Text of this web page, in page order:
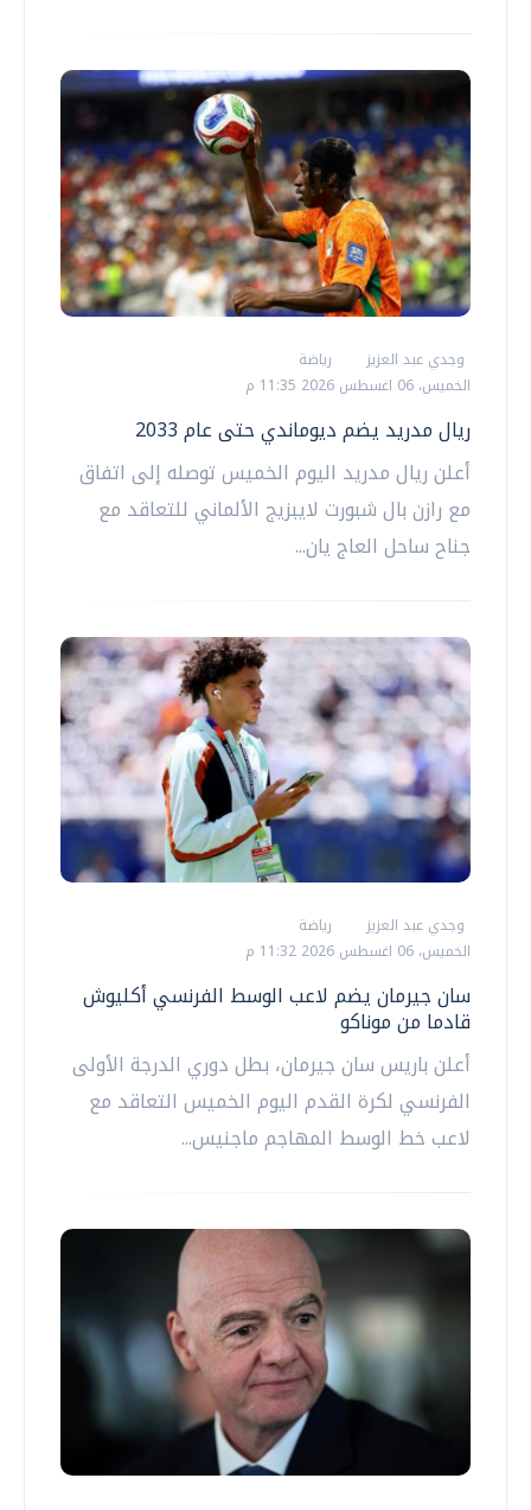
وجدي عبد العزيز
رياضة
الخميس، 06 اغسطس 2026 11:35 م
ريال مدريد يضم ديوماندي حتى عام 2033
أعلن ريال مدريد اليوم الخميس توصله إلى اتفاق
مع رازن بال شبورت لايبزيج الألماني للتعاقد مع
جناح ساحل العاج يان...
وجدي عبد العزيز
رياضة
الخميس، 06 اغسطس 2026 11:32 م
سان جيرمان يضم لاعب الوسط الفرنسي أكليوش
قادما من موناكو
أعلن باريس سان جيرمان، بطل دوري الدرجة الأولى
الفرنسي لكرة القدم ‌اليوم الخميس التعاقد مع
لاعب خط الوسط المهاجم ماجنيس...